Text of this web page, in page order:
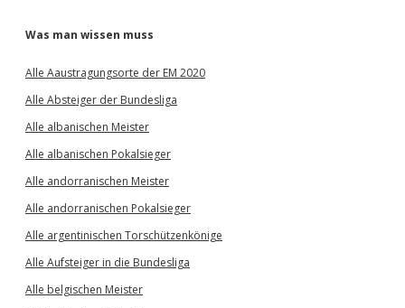
Was man wissen muss
Alle Aaustragungsorte der EM 2020
Alle Absteiger der Bundesliga
Alle albanischen Meister
Alle albanischen Pokalsieger
Alle andorranischen Meister
Alle andorranischen Pokalsieger
Alle argentinischen Torschützenkönige
Alle Aufsteiger in die Bundesliga
Alle belgischen Meister